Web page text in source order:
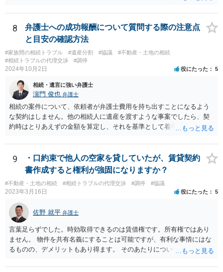
価）は不要ということもあります。 ただ、前提として、遺産分割はし
なければならないでしょうから、現実的にはいずれにせよ不動産評価
は必要でしょう。
8
弁護士への成功報酬について質問する際の注意点
と目安の確認方法
#家族間の相続トラブル #遺産分割 #協議
#不動産・土地の相続
#相続トラブルの代理交渉
#調停
2024年10月2日 役にたった 5
相続・遺言に強い弁護士
濵門 俊也 弁護士
相続の案件について、依頼者が弁護士費用を持ち出すことになるよう
な契約はしません。他の相続人に遺産を渡すような事案でしたら、契
約時はとりあえずの金額を算定し、それを基準として着手金を設定
あり得ます。 今後の見通しを言わないで契約はできないです。依頼者
が納得できる説明を受けるべきです。
9
・口約束で他人の空家を貸していたが、賃貸契約
書作成すると権利が強固になりますか？
#不動産・土地の相続 #相続トラブルの代理交渉 #調停 #協議
2023年3月16日 役にたった 5
佐野 就平 弁護士
言葉足らずでした。時効取得できるのは賃借権です。所有権ではあり
ません。 物件を共有名義にすることは可能ですが、有利な事情にはな
るものの、デメリットもあり得ます。 そのあたりについては、お近く